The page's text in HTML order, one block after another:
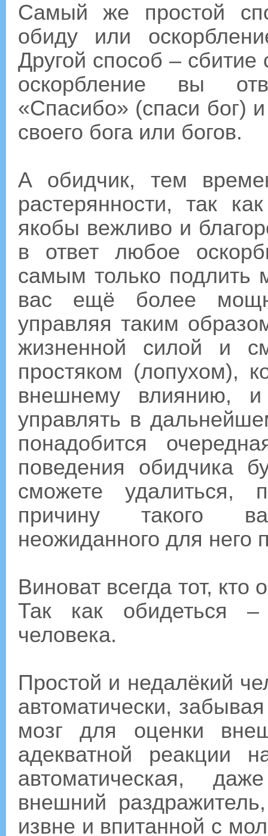
Самый же простой
обиду или
Другой способ – сбитие
оскорбление вы
«Спасибо» (спаси бог)
своего бога или богов.
А обидчик, тем
растерянности, так
якобы вежливо и
в ответ любое
самым только подлить
вас ещё более
управляя таким
жизненной силой и
простяком (лопухом),
внешнему влиянию,
управлять в
понадобится
поведения обидчика
сможете удалиться,
причину такого
неожиданного для него
Виноват всегда тот, кто
Так как обидеться
человека.
Простой и недалёкий
автоматически,
мозг для оценки
адекватной реакции
автоматическая,
внешний
извне и впитанной с